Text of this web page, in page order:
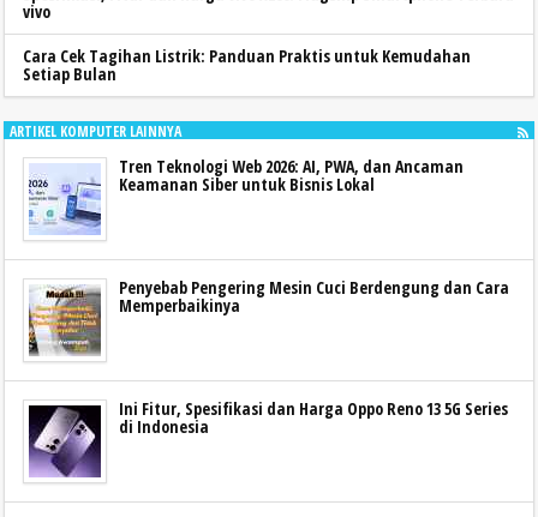
vivo
Cara Cek Tagihan Listrik: Panduan Praktis untuk Kemudahan
Setiap Bulan
ARTIKEL KOMPUTER LAINNYA
Tren Teknologi Web 2026: AI, PWA, dan Ancaman
Keamanan Siber untuk Bisnis Lokal
Penyebab Pengering Mesin Cuci Berdengung dan Cara
Memperbaikinya
Ini Fitur, Spesifikasi dan Harga Oppo Reno 13 5G Series
di Indonesia